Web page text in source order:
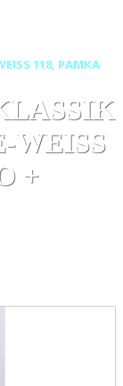
118, РАМКА
WEISS
+